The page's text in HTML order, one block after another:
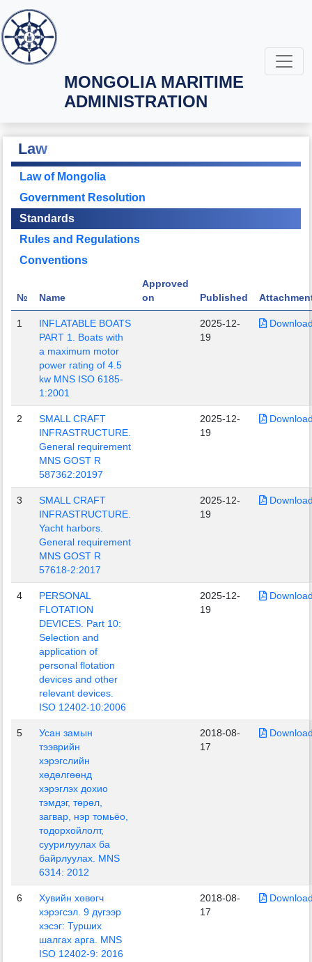
MONGOLIA MARITIME
ADMINISTRATION
Law
Law of Mongolia
Government Resolution
Standards
Rules and Regulations
Conventions
№ Name
Approved
on
Published
1
INFLATABLE BOATS
PART 1. Boats with
a maximum motor
power rating of 4.5
kw MNS ISO 6185-
1:2001
2025-12-
19
2
SMALL CRAFT
INFRASTRUCTURE.
General requirement
MNS GOST R
587362:20197
2025-12-
19
3
SMALL CRAFT
INFRASTRUCTURE.
Yacht harbors.
General requirement
MNS GOST R
57618-2:2017
2025-12-
19
4
PERSONAL
FLOTATION
DEVICES. Part 10:
Selection and
application of
personal flotation
devices and other
relevant devices.
ISO 12402-10:2006
2025-12-
19
5
Усан замын
тээврийн
хэрэгслийн
хөдөлгөөнд
хэрэглэх дохио
тэмдэг, төрөл,
загвар, нэр томьёо,
тодорхойлолт,
суурилуулах ба
байрлуулах. MNS
6314: 2012
2018-08-
17
6
Хувийн хөвөгч
хэрэгсэл. 9 дүгээр
хэсэг: Турших
шалгах арга. MNS
ISO 12402-9: 2016
2018-08-
17